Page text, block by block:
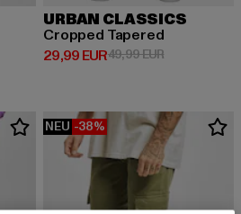
44,99 EUR
URBAN CLASSICS
Cropped Tapered
29,99 EUR
Derzeitiger Preis: 29,99 EUR
49,99 EURAktionspreis:
NEU -38%